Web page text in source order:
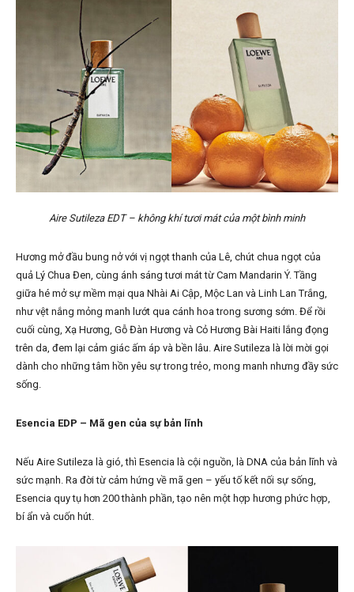
Aire Sutileza EDT – không khí tươi mát của một bình minh
Hương mở đầu bung nở với vị ngọt thanh của Lê, chút chua ngọt của
quả Lý Chua Đen, cùng ánh sáng tươi mát từ Cam Mandarin Ý. Tầng
giữa hé mở sự mềm mại qua Nhài Ai Cập, Mộc Lan và Linh Lan Trắng,
như vệt nắng mỏng manh lướt qua cánh hoa trong sương sớm. Để rồi
cuối cùng, Xạ Hương, Gỗ Đàn Hương và Cỏ Hương Bài Haiti lắng đọng
trên da, đem lại cảm giác ấm áp và bền lâu. Aire Sutileza là lời mời gọi
dành cho những tâm hồn yêu sự trong trẻo, mong manh nhưng đầy sức
sống.
Esencia EDP – Mã gen của sự bản lĩnh
Nếu Aire Sutileza là gió, thì Esencia là cội nguồn, là DNA của bản lĩnh và
sức mạnh. Ra đời từ cảm hứng về mã gen – yếu tố kết nối sự sống,
Esencia quy tụ hơn 200 thành phần, tạo nên một hợp hương phức hợp,
bí ẩn và cuốn hút.